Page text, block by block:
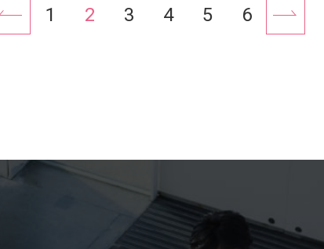
戻る
1 2 3 4 5 6